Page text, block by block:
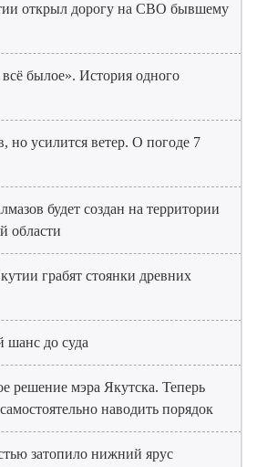
открыл дорогу на СВО бывшему
былое». История одного
но усилится ветер. О погоде 7
будет создан на территории
области
грабят стоянки древних
шанс до суда
решение мэра Якутска. Теперь
наводить порядок
затопило нижний ярус